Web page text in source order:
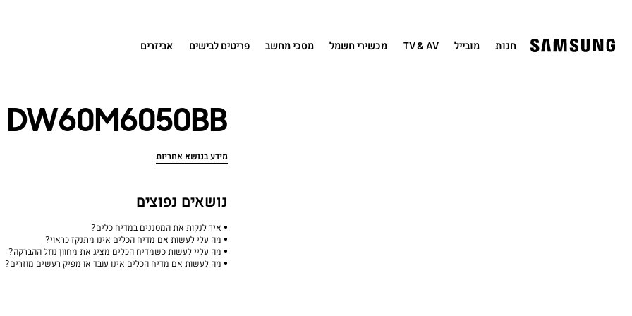
חנות מובייל TV & AV מכשירי חשמל מסכי מחשב פריטים לבישים אביזרים
DW60M6050BB
מידע בנושא אחריות
נושאים נפוצים
איך לנקות את המסננים במדיח כלים?
מה עלי לעשות אם מדיח הכלים אינו מתנקז כראוי?
מה עליי לעשות כשמדיח הכלים מציג את מחוון נוזל ההברקה?
מה לעשות אם מדיח הכלים אינו עובד או מפיק רעשים מוזרים?